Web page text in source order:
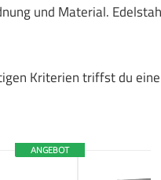
und Material.
Kriterien triffst du eine
ANGEBOT